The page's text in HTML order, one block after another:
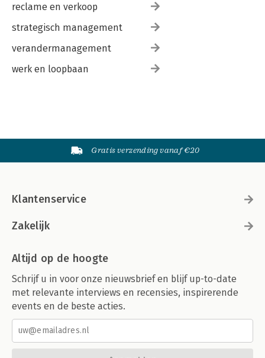
reclame en verkoop
strategisch management
verandermanagement
werk en loopbaan
Gratis verzending vanaf €20
Klantenservice
Zakelijk
Altijd op de hoogte
Schrijf u in voor onze nieuwsbrief en blijf up-to-date
met relevante interviews en recensies, inspirerende
events en de beste acties.